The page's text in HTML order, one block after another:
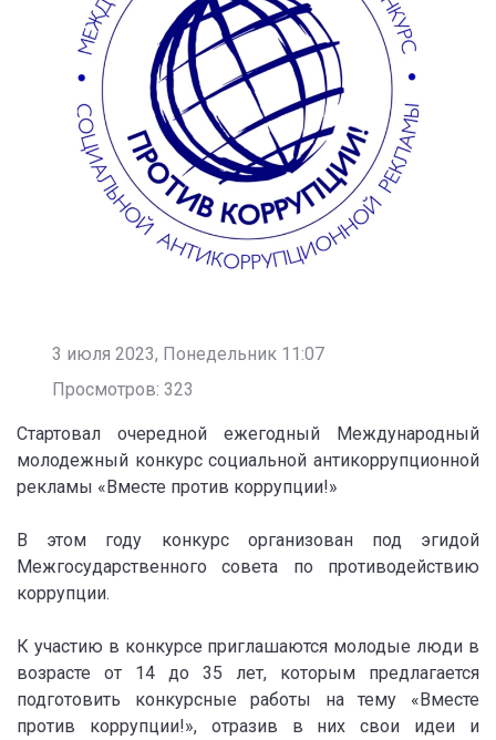
3 июля 2023, Понедельник 11:07
Просмотров: 323
Стартовал очередной ежегодный Международный
молодежный конкурс социальной антикоррупционной
рекламы «Вместе против коррупции!»
В этом году конкурс организован под эгидой
Межгосударственного совета по противодействию
коррупции.
К участию в конкурсе приглашаются молодые люди в
возрасте от 14 до 35 лет, которым предлагается
подготовить конкурсные работы на тему «Вместе
против коррупции!», отразив в них свои идеи и